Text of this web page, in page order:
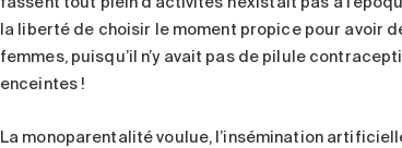
la liberté de choisir le moment propice pour avoir
femmes, puisqu’il n’y avait pas de pilule
enceintes !
La monoparentalité voulue, l’insémination